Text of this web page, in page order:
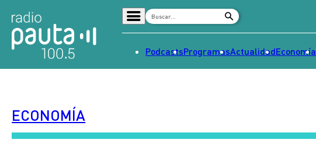
Señal 2
PodcastsProgramasActualidadEconomía
ECONOMÍA